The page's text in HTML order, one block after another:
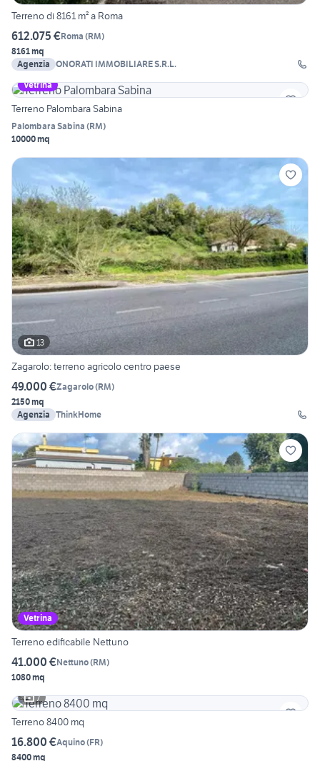
Terreno di 8161 m² a Roma
612.075 €Roma (RM)
8161 mq
Agenzia ONORATI IMMOBILIARE S.R.L.
Vetrina
Terreno Palombara Sabina
Palombara Sabina (RM)
10000 mq
13
Zagarolo: terreno agricolo centro paese
49.000 €Zagarolo(RM)
2150 mq
Agenzia ThinkHome
Vetrina
Terreno edificabile Nettuno
41.000 €Nettuno(RM)
1080 mq
7
Terreno 8400 mq
16.800 €Aquino(FR)
8400 mq